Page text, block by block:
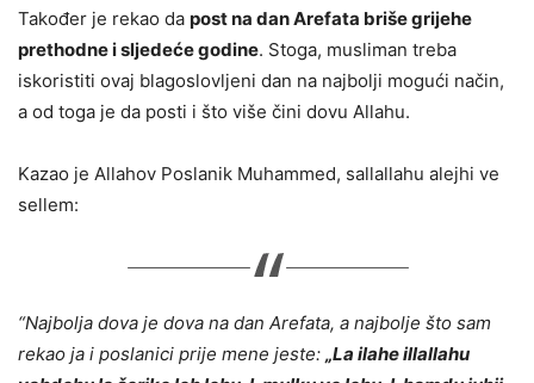
Također je rekao da post na dan Arefata briše grijehe
prethodne i sljedeće godine. Stoga, musliman treba
iskoristiti ovaj blagoslovljeni dan na najbolji mogući način,
a od toga je da posti i što više čini dovu Allahu.
Kazao je Allahov Poslanik Muhammed, sallallahu alejhi ve
sellem:
“Najbolja dova je dova na dan Arefata, a najbolje što sam
rekao ja i poslanici prije mene jeste: „La ilahe illallahu